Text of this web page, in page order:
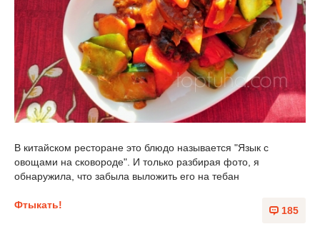
В китайском ресторане это блюдо называется "Язык с
овощами на сковороде". И только разбирая фото, я
обнаружила, что забыла выложить его на тебан
185
Фтыкать!